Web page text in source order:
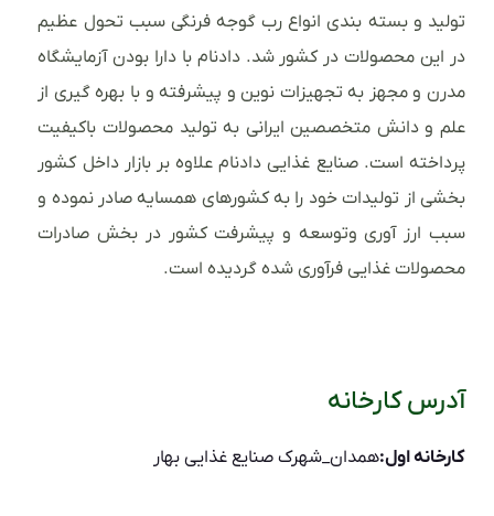
تولید و بسته بندی انواع رب گوجه فرنگی سبب تحول عظیم
در این محصولات در کشور شد. دادنام با دارا بودن آزمایشگاه
مدرن و مجهز به تجهیزات نوین و پیشرفته و با بهره گیری از
علم و دانش متخصصین ایرانی به تولید محصولات باکیفیت
پرداخته است. صنایع غذایی دادنام علاوه بر بازار داخل کشور
بخشی از تولیدات خود را به کشورهای همسایه صادر نموده و
سبب ارز آوری وتوسعه و پیشرفت کشور در بخش صادرات
محصولات غذایی فرآوری شده گردیده است.
آدرس کارخانه
کارخانه اول:همدان_شهرک صنایع غذایی بهار